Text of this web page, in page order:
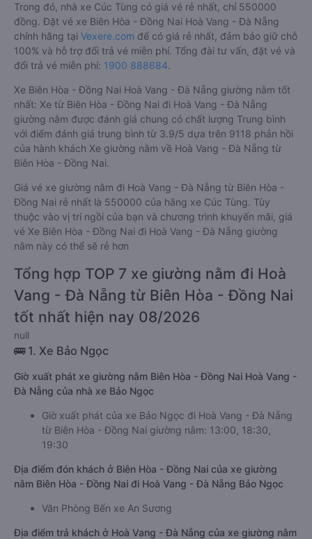
Trong đó, nhà xe Cúc Tùng có giá vé rẻ nhất, chỉ 550000
đồng. Đặt vé xe Biên Hòa - Đồng Nai Hoà Vang - Đà Nẵng
chính hãng tại Vexere.com để có giá rẻ nhất, đảm bảo giữ chỗ
100% và hỗ trợ đổi trả vé miễn phí. Tổng đài tư vấn, đặt vé và
đổi trả vé miễn phí: 1900 888684.
Xe Biên Hòa - Đồng Nai Hoà Vang - Đà Nẵng giường nằm tốt
nhất: Xe từ Biên Hòa - Đồng Nai đi Hoà Vang - Đà Nẵng
giường nằm được đánh giá chung có chất lượng Trung bình
với điểm đánh giá trung bình từ 3.9/5 dựa trên 9118 phản hồi
của hành khách Xe giường nằm về Hoà Vang - Đà Nẵng từ
Biên Hòa - Đồng Nai.
Giá vé xe giường nằm đi Hoà Vang - Đà Nẵng từ Biên Hòa -
Đồng Nai rẻ nhất là 550000 của hãng xe Cúc Tùng. Tùy
thuộc vào vị trí ngồi của bạn và chương trình khuyến mãi, giá
vé Xe Biên Hòa - Đồng Nai đi Hoà Vang - Đà Nẵng giường
nằm này có thể sẽ rẻ hơn
Tổng hợp TOP 7 xe giường nằm đi Hoà
Vang - Đà Nẵng từ Biên Hòa - Đồng Nai
tốt nhất hiện nay 08/2026
null
🚌 1. Xe Bảo Ngọc
Giờ xuất phát xe giường nằm Biên Hòa - Đồng Nai Hoà Vang -
Đà Nẵng của nhà xe Bảo Ngọc
Giờ xuất phát của xe Bảo Ngọc đi Hoà Vang - Đà Nẵng
từ Biên Hòa - Đồng Nai giường nằm: 13:00, 18:30,
19:30
Địa điểm đón khách ở Biên Hòa - Đồng Nai của xe giường
nằm Biên Hòa - Đồng Nai đi Hoà Vang - Đà Nẵng Bảo Ngọc
Văn Phòng Bến xe An Sương
Địa điểm trả khách ở Hoà Vang - Đà Nẵng của xe giường nằm